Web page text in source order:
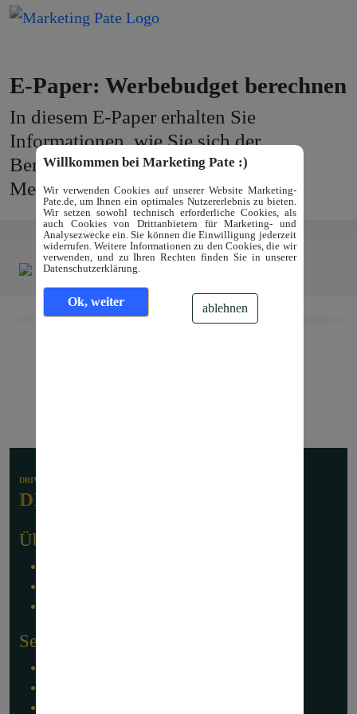
Willkommen bei Marketing Pate :)
Wir verwenden Cookies auf unserer Website Marketing-
Pate.de, um Ihnen ein optimales Nutzererlebnis zu bieten.
Wir setzen sowohl technisch erforderliche Cookies, als
auch Cookies von Drittanbietern für Marketing- und
Analysezwecke ein. Sie können die Einwilligung jederzeit
widerrufen. Weitere Informationen zu den Cookies, die wir
verwenden, und zu Ihren Rechten finden Sie in unserer
Datenschutzerklärung.
Ok, weiter ablehnen
E-Paper: Werbebudget berechnen
In diesem E-Paper erhalten Sie
Informationen, wie Sie sich der
Berechnung des Werbebudgets &
Mediabudgets annehmen können.
DRIVING MARKETING
DIGITAL
Über MARKETING PATE
Services